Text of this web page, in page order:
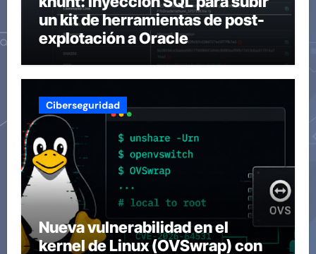
un kit de herramientas de post-
explotación a Oracle
Ciberseguridad
Nueva vulnerabilidad en el
kernel de Linux (OVSwrap) con